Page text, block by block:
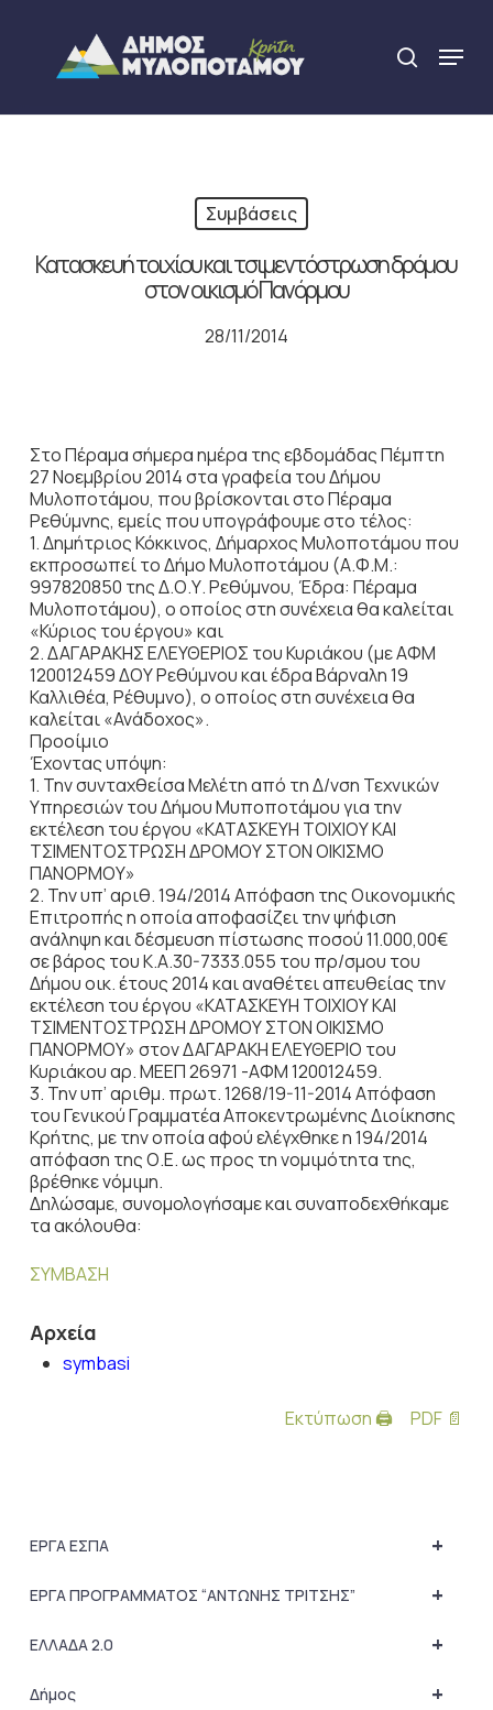
content
search
Menu
Συμβάσεις
Κατασκευή τοιχίου και τσιμεντόστρωση δρόμου
στον οικισμό Πανόρμου
28/11/2014
Στο Πέραμα σήμερα ημέρα της εβδομάδας Πέμπτη
27 Νοεμβρίου 2014 στα γραφεία του Δήμου
Μυλοποτάμου, που βρίσκονται στο Πέραμα
Ρεθύμνης, εμείς που υπογράφουμε στο τέλος:
1. Δημήτριος Κόκκινος, Δήμαρχος Μυλοποτάμου που
εκπροσωπεί το Δήμο Μυλοποτάμου (Α.Φ.Μ.:
997820850 της Δ.Ο.Υ. Ρεθύμνου, Έδρα: Πέραμα
Μυλοποτάμου), ο οποίος στη συνέχεια θα καλείται
«Κύριος του έργου» και
2. ΔΑΓΑΡΑΚΗΣ ΕΛΕΥΘΕΡΙΟΣ του Κυριάκου (με ΑΦΜ
120012459 ΔΟΥ Ρεθύμνου και έδρα Βάρναλη 19
Καλλιθέα, Ρέθυμνο), ο οποίος στη συνέχεια θα
καλείται «Ανάδοχος».
Προοίμιο
Έχοντας υπόψη:
1. Την συνταχθείσα Μελέτη από τη Δ/νση Τεχνικών
Υπηρεσιών του Δήμου Μυποποτάμου για την
εκτέλεση του έργου «ΚΑΤΑΣΚΕΥΗ ΤΟΙΧΙΟΥ ΚΑΙ
ΤΣΙΜΕΝΤΟΣΤΡΩΣΗ ΔΡΟΜΟΥ ΣΤΟΝ ΟΙΚΙΣΜΟ
ΠΑΝΟΡΜΟΥ»
2. Την υπ’ αριθ. 194/2014 Απόφαση της Οικονομικής
Επιτροπής η οποία αποφασίζει την ψήφιση
ανάληψη και δέσμευση πίστωσης ποσού 11.000,00€
σε βάρος του Κ.Α.30-7333.055 του πρ/σμου του
Δήμου οικ. έτους 2014 και αναθέτει απευθείας την
εκτέλεση του έργου «ΚΑΤΑΣΚΕΥΗ ΤΟΙΧΙΟΥ ΚΑΙ
ΤΣΙΜΕΝΤΟΣΤΡΩΣΗ ΔΡΟΜΟΥ ΣΤΟΝ ΟΙΚΙΣΜΟ
ΠΑΝΟΡΜΟΥ» στον ΔΑΓΑΡΑΚΗ ΕΛΕΥΘΕΡΙΟ του
Κυριάκου αρ. ΜΕΕΠ 26971 -ΑΦΜ 120012459.
3. Την υπ’ αριθμ. πρωτ. 1268/19-11-2014 Απόφαση
του Γενικού Γραμματέα Αποκεντρωμένης Διοίκησης
Κρήτης, με την οποία αφού ελέγχθηκε η 194/2014
απόφαση της Ο.Ε. ως προς τη νομιμότητα της,
βρέθηκε νόμιμη.
Δηλώσαμε, συνομολογήσαμε και συναποδεχθήκαμε
τα ακόλουθα:
ΣΥΜΒΑΣΗ
Αρχεία
symbasi
Εκτύπωση 🖨 PDF 📄
+
ΕΡΓΑ ΕΣΠΑ
+
ΕΡΓΑ ΠΡΟΓΡΑΜΜΑΤΟΣ “ΑΝΤΩΝΗΣ ΤΡΙΤΣΗΣ”
+
ΕΛΛΑΔΑ 2.0
+
Δήμος
Close